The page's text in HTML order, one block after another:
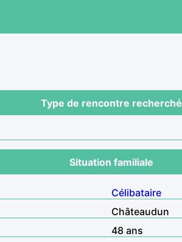
Type de rencontre recherché
Situation familiale
Célibataire
Châteaudun
48 ans